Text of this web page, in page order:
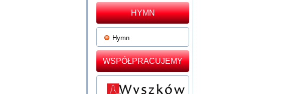
HYMN
Hymn
WSPÓŁPRACUJEMY